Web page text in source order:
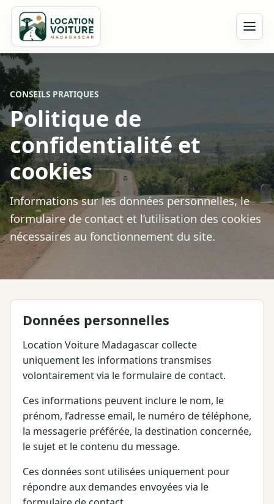
CONSEILS PRATIQUES
Politique de
confidentialité et
cookies
Informations sur les données personnelles, le
formulaire de contact et l’utilisation des cookies
nécessaires au fonctionnement du site.
Données personnelles
Location Voiture Madagascar collecte
uniquement les informations transmises
volontairement via le formulaire de contact.
Ces informations peuvent inclure le nom, le
prénom, l’adresse email, le numéro de téléphone,
la messagerie préférée, la destination concernée,
le sujet et le contenu du message.
Ces données sont utilisées uniquement pour
répondre aux demandes envoyées via le